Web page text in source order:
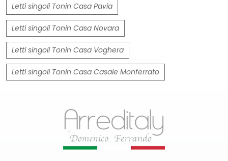
Letti singoli Tonin Casa Pavia
Letti singoli Tonin Casa Novara
Letti singoli Tonin Casa Voghera
Letti singoli Tonin Casa Casale Monferrato